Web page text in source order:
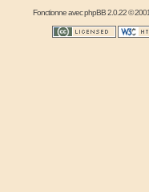
Fonctionne avecphpBB2.0.22 ©